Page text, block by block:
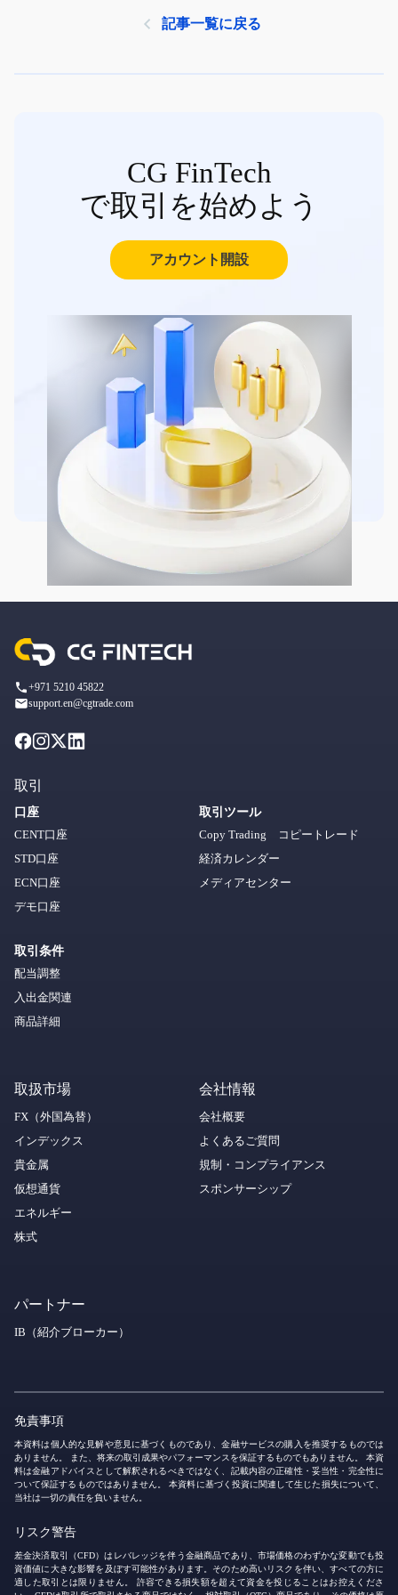
記事一覧に戻る
CG FinTech
で取引を始めよう
アカウント開設
+971 5210 45822
support.en@cgtrade.com
取引
口座
CENT口座
STD口座
ECN口座
デモ口座
取引条件
配当調整
入出金関連
商品詳細
取引ツール
Copy Trading コピートレード
経済カレンダー
メディアセンター
取扱市場
FX（外国為替）
インデックス
貴金属
仮想通貨
エネルギー
株式
会社情報
会社概要
よくあるご質問
規制・コンプライアンス
スポンサーシップ
パートナー
IB（紹介ブローカー）
免責事項
本資料は個人的な見解や意見に基づくものであり、金融サービスの購入を推奨するものでは
ありません。 また、将来の取引成果やパフォーマンスを保証するものでもありません。 本資
料は金融アドバイスとして解釈されるべきではなく、記載内容の正確性・妥当性・完全性に
ついて保証するものではありません。 本資料に基づく投資に関連して生じた損失について、
当社は一切の責任を負いません。
リスク警告
差金決済取引（CFD）はレバレッジを伴う金融商品であり、市場価格のわずかな変動でも投
資価値に大きな影響を及ぼす可能性があります。そのため高いリスクを伴い、すべての方に
適した取引とは限りません。 許容できる損失額を超えて資金を投じることはお控えくださ